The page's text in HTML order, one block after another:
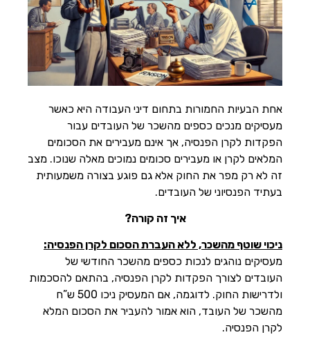
format_underlined הוסף קו תחתון לקישורים
font_download סמן קישורים
לאפס
את
כל
cached
השארת משוב
אחת הבעיות החמורות בתחום דיני העבודה היא כאשר
מעסיקים מנכים כספים מהשכר של העובדים עבור
הפקדות לקרן הפנסיה, אך אינם מעבירים את הסכומים
המלאים לקרן או מעבירים סכומים נמוכים מאלה שנוכו. מצב
זה לא רק מפר את החוק אלא גם פוגע בצורה משמעותית
בעתיד הפנסיוני של העובדים.
איך זה קורה?
ניכוי שוטף מהשכר, ללא העברת הסכום לקרן הפנסיה:
מעסיקים נוהגים לנכות כספים מהשכר החודשי של
העובדים לצורך הפקדות לקרן הפנסיה, בהתאם להסכמות
ולדרישות החוק. לדוגמה, אם המעסיק ניכו 500 ש”ח
מהשכר של העובד, הוא אמור להעביר את הסכום המלא
לקרן הפנסיה.